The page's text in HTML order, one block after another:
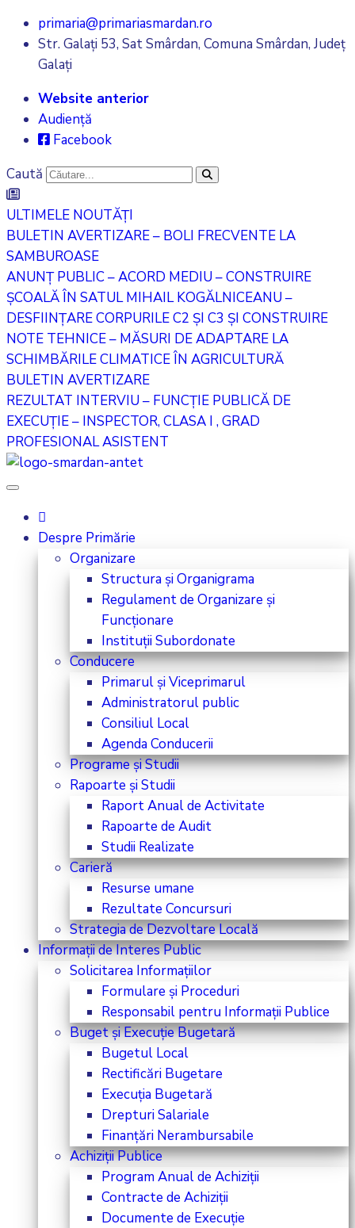
primaria@primariasmardan.ro
Str. Galați 53, Sat Smârdan, Comuna Smârdan, Județ
Galați
Website anterior
Audiență
Facebook
Caută
ULTIMELE NOUTĂȚI
BULETIN AVERTIZARE – BOLI FRECVENTE LA
SAMBUROASE
ANUNȚ PUBLIC – ACORD MEDIU – CONSTRUIRE
ȘCOALĂ ÎN SATUL MIHAIL KOGĂLNICEANU –
DESFIINȚARE CORPURILE C2 ȘI C3 ȘI CONSTRUIRE
NOTE TEHNICE – MĂSURI DE ADAPTARE LA
SCHIMBĂRILE CLIMATICE ÎN AGRICULTURĂ
BULETIN AVERTIZARE
REZULTAT INTERVIU – FUNCȚIE PUBLICĂ DE
EXECUȚIE – INSPECTOR, CLASA I , GRAD
PROFESIONAL ASISTENT
Despre Primărie
Organizare
Structura și Organigrama
Regulament de Organizare și
Funcționare
Instituții Subordonate
Conducere
Primarul și Viceprimarul
Administratorul public
Consiliul Local
Agenda Conducerii
Programe și Studii
Rapoarte și Studii
Raport Anual de Activitate
Rapoarte de Audit
Studii Realizate
Carieră
Resurse umane
Rezultate Concursuri
Strategia de Dezvoltare Locală
Informații de Interes Public
Solicitarea Informațiilor
Formulare și Proceduri
Responsabil pentru Informații Publice
Buget și Execuție Bugetară
Bugetul Local
Rectificări Bugetare
Execuția Bugetară
Drepturi Salariale
Finanțări Nerambursabile
Achiziții Publice
Program Anual de Achiziții
Contracte de Achiziții
Documente de Execuție